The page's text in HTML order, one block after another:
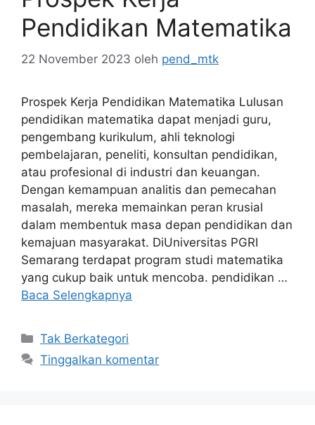
Pendidikan Matematika
22 November 2023 oleh pend_mtk
Prospek Kerja Pendidikan Matematika Lulusan
pendidikan matematika dapat menjadi guru,
pengembang kurikulum, ahli teknologi
pembelajaran, peneliti, konsultan pendidikan,
atau profesional di industri dan keuangan.
Dengan kemampuan analitis dan pemecahan
masalah, mereka memainkan peran krusial
dalam membentuk masa depan pendidikan dan
kemajuan masyarakat. DiUniversitas PGRI
Semarang terdapat program studi matematika
yang cukup baik untuk mencoba. pendidikan …
Baca Selengkapnya
Kategori
Tak Berkategori
Tinggalkan komentar